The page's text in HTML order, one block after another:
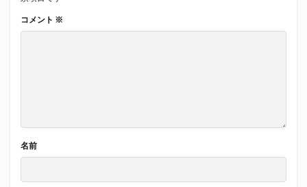
コメント ※
名前